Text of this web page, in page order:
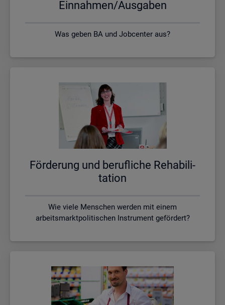
Ein­nah­men/Aus­ga­ben
Was geben BA und Jobcenter aus?
För­de­rung und be­ruf­li­che Re­ha­bi­li­
ta­ti­on
Wie viele Menschen werden mit einem
arbeitsmarktpolitischen Instrument gefördert?